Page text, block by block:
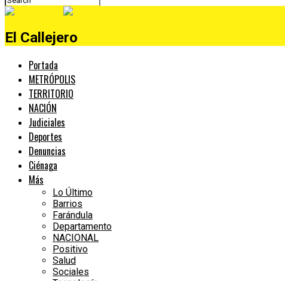
El Callejero
Portada
METRÓPOLIS
TERRITORIO
NACIÓN
Judiciales
Deportes
Denuncias
Ciénaga
Más
Lo Último
Barrios
Farándula
Departamento
NACIONAL
Positivo
Salud
Sociales